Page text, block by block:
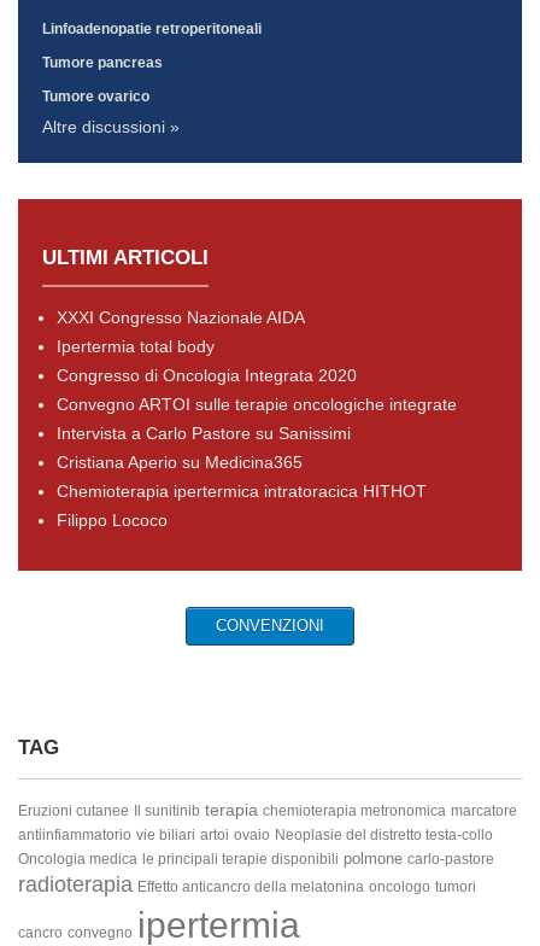
Linfoadenopatie retroperitoneali
Tumore pancreas
Tumore ovarico
Altre discussioni »
ULTIMI ARTICOLI
XXXI Congresso Nazionale AIDA
Ipertermia total body
Congresso di Oncologia Integrata 2020
Convegno ARTOI sulle terapie oncologiche integrate
Intervista a Carlo Pastore su Sanissimi
Cristiana Aperio su Medicina365
Chemioterapia ipertermica intratoracica HITHOT
Filippo Lococo
CONVENZIONI
TAG
Eruzioni cutanee Il sunitinib terapia chemioterapia metronomica marcatore
antiinfiammatorio vie biliari artoi ovaio Neoplasie del distretto testa-collo
Oncologia medica le principali terapie disponibili polmone carlo-pastore
radioterapia Effetto anticancro della melatonina oncologo tumori
cancro convegno ipertermia